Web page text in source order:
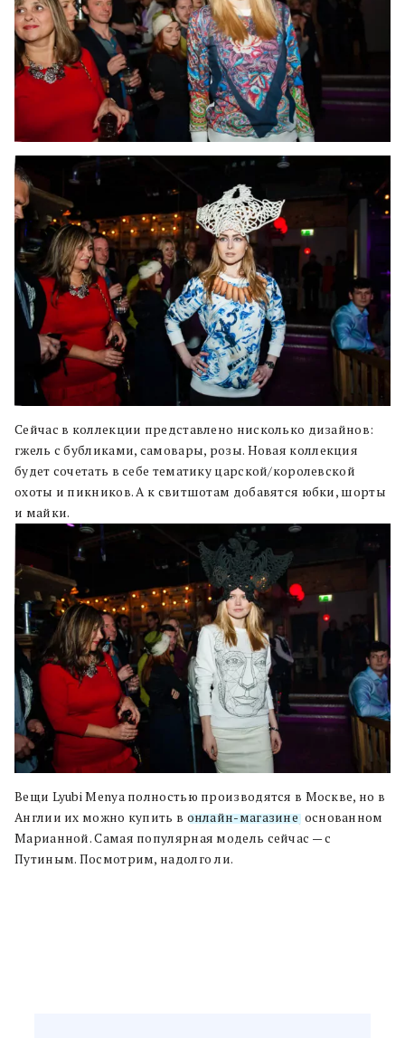
Сейчас в коллекции представлено нисколько дизайнов:
гжель с бубликами, самовары, розы. Новая коллекция
будет сочетать в себе тематику царской/королевской
охоты и пикников. А к свитшотам добавятся юбки, шорты
и майки.
Вещи Lyubi Menya полностью производятся в Москве, но в
Англии их можно купить в онлайн-магазине, основанном
Марианной. Самая популярная модель сейчас — с
Путиным. Посмотрим, надолго ли.